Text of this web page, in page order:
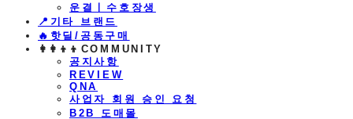
운결ㅣ수호장생
📍기타 브랜드
🔥핫딜/공동구매
👩‍👩‍👦‍👦COMMUNITY
공지사항
REVIEW
QNA
사업자 회원 승인 요청
B2B 도매몰